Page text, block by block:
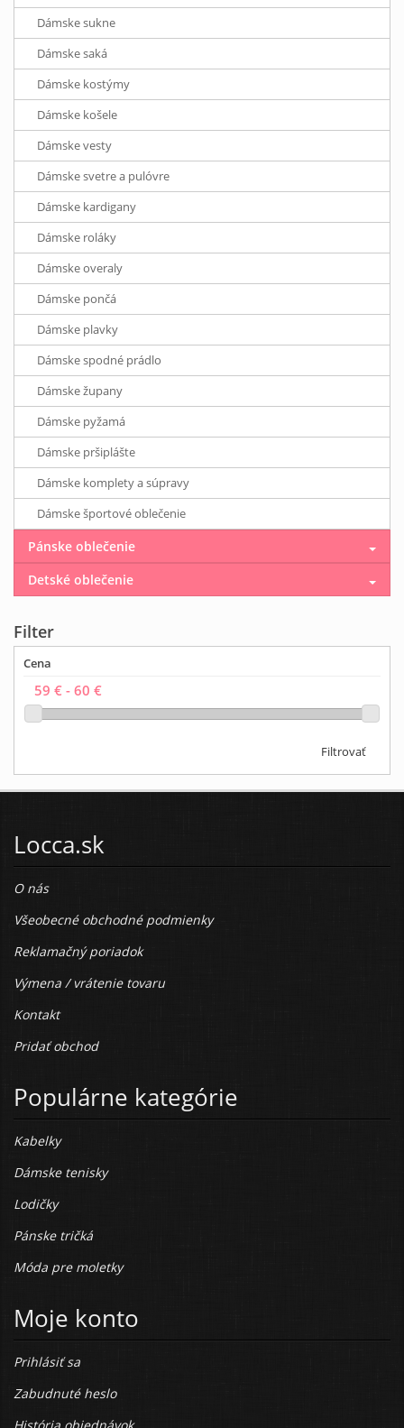
Dámske sukne
Dámske saká
Dámske kostýmy
Dámske košele
Dámske vesty
Dámske svetre a pulóvre
Dámske kardigany
Dámske roláky
Dámske overaly
Dámske pončá
Dámske plavky
Dámske spodné prádlo
Dámske župany
Dámske pyžamá
Dámske pršiplášte
Dámske komplety a súpravy
Dámske športové oblečenie
Pánske oblečenie
Detské oblečenie
Filter
Cena
Filtrovať
Locca.sk
O nás
Všeobecné obchodné podmienky
Reklamačný poriadok
Výmena / vrátenie tovaru
Kontakt
Pridať obchod
Populárne kategórie
Kabelky
Dámske tenisky
Lodičky
Pánske tričká
Móda pre moletky
Moje konto
Prihlásiť sa
Zabudnuté heslo